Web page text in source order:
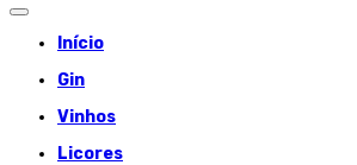
Início
Gin
Vinhos
Licores